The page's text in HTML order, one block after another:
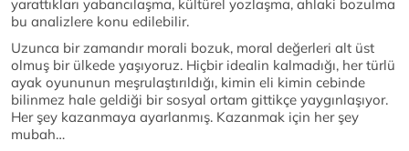
yarattıkları yabancılaşma, kültürel yozlaşma, ahlaki bozulma
bu analizlere konu edilebilir.
Uzunca bir zamandır morali bozuk, moral değerleri alt üst
olmuş bir ülkede yaşıyoruz. Hiçbir idealin kalmadığı, her türlü
ayak oyununun meşrulaştırıldığı, kimin eli kimin cebinde
bilinmez hale geldiği bir sosyal ortam gittikçe yaygınlaşıyor.
Her şey kazanmaya ayarlanmış. Kazanmak için her şey
mubah…